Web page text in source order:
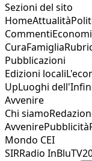
Sezioni del sito
HomeAttualità
Commenti
CuraFamiglia
Pubblicazioni
Edizioni locali
UpLuoghi
Avvenire
Chi siamo
AvvenirePubblicità
Mondo CEI
SIRRadio InBlu